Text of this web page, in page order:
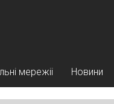
мережіі Новини